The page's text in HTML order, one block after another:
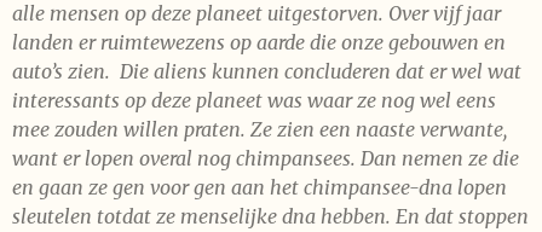
alle mensen op deze planeet uitgestorven. Over vijf jaar
landen er ruimtewezens op aarde die onze gebouwen en
auto’s zien. Die aliens kunnen concluderen dat er wel wat
interessants op deze planeet was waar ze nog wel eens
mee zouden willen praten. Ze zien een naaste verwante,
want er lopen overal nog chimpansees. Dan nemen ze die
en gaan ze gen voor gen aan het chimpansee-dna lopen
sleutelen totdat ze menselijke dna hebben. En dat stoppen